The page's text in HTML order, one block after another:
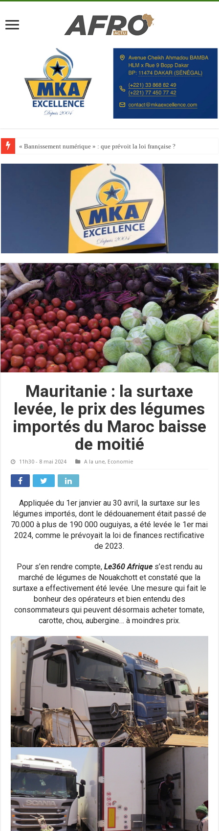
Happy City Index 2026 : aucune ville africaine parmi les 200 premières
Mauritanie : la surtaxe
levée, le prix des légumes
importés du Maroc baisse
de moitié
11h30 - 8 mai 2024 A la une, Economie
Appliquée du 1er janvier au 30 avril, la surtaxe sur les
légumes importés, dont le dédouanement était passé de
70.000 à plus de 190 000 ouguiyas, a été levée le 1er mai
2024, comme le prévoyait la loi de finances rectificative
de 2023.
Pour s’en rendre compte, Le360 Afrique s’est rendu au
marché de légumes de Nouakchott et constaté que la
surtaxe a effectivement été levée. Une mesure qui fait le
bonheur des opérateurs et bien entendu des
consommateurs qui peuvent désormais acheter tomate,
carotte, chou, aubergine… à moindres prix.